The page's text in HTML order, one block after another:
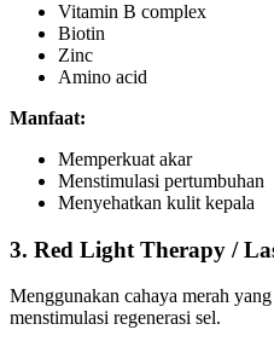
Vitamin B complex
Biotin
Zinc
Amino acid
Manfaat:
Memperkuat akar
Menstimulasi pertumbuhan
Menyehatkan kulit kepala
3. Red Light Therapy /
Menggunakan cahaya merah
menstimulasi regenerasi sel.